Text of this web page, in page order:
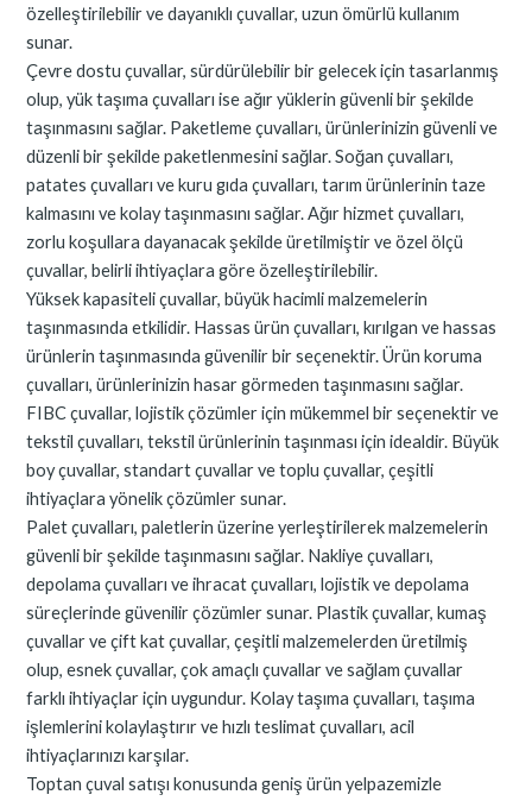
özelleştirilebilir ve dayanıklı çuvallar, uzun ömürlü kullanım
sunar.
Çevre dostu çuvallar, sürdürülebilir bir gelecek için tasarlanmış
olup, yük taşıma çuvalları ise ağır yüklerin güvenli bir şekilde
taşınmasını sağlar. Paketleme çuvalları, ürünlerinizin güvenli ve
düzenli bir şekilde paketlenmesini sağlar. Soğan çuvalları,
patates çuvalları ve kuru gıda çuvalları, tarım ürünlerinin taze
kalmasını ve kolay taşınmasını sağlar. Ağır hizmet çuvalları,
zorlu koşullara dayanacak şekilde üretilmiştir ve özel ölçü
çuvallar, belirli ihtiyaçlara göre özelleştirilebilir.
Yüksek kapasiteli çuvallar, büyük hacimli malzemelerin
taşınmasında etkilidir. Hassas ürün çuvalları, kırılgan ve hassas
ürünlerin taşınmasında güvenilir bir seçenektir. Ürün koruma
çuvalları, ürünlerinizin hasar görmeden taşınmasını sağlar.
FIBC çuvallar, lojistik çözümler için mükemmel bir seçenektir ve
tekstil çuvalları, tekstil ürünlerinin taşınması için idealdir. Büyük
boy çuvallar, standart çuvallar ve toplu çuvallar, çeşitli
ihtiyaçlara yönelik çözümler sunar.
Palet çuvalları, paletlerin üzerine yerleştirilerek malzemelerin
güvenli bir şekilde taşınmasını sağlar. Nakliye çuvalları,
depolama çuvalları ve ihracat çuvalları, lojistik ve depolama
süreçlerinde güvenilir çözümler sunar. Plastik çuvallar, kumaş
çuvallar ve çift kat çuvallar, çeşitli malzemelerden üretilmiş
olup, esnek çuvallar, çok amaçlı çuvallar ve sağlam çuvallar
farklı ihtiyaçlar için uygundur. Kolay taşıma çuvalları, taşıma
işlemlerini kolaylaştırır ve hızlı teslimat çuvalları, acil
ihtiyaçlarınızı karşılar.
Toptan çuval satışı konusunda geniş ürün yelpazemizle